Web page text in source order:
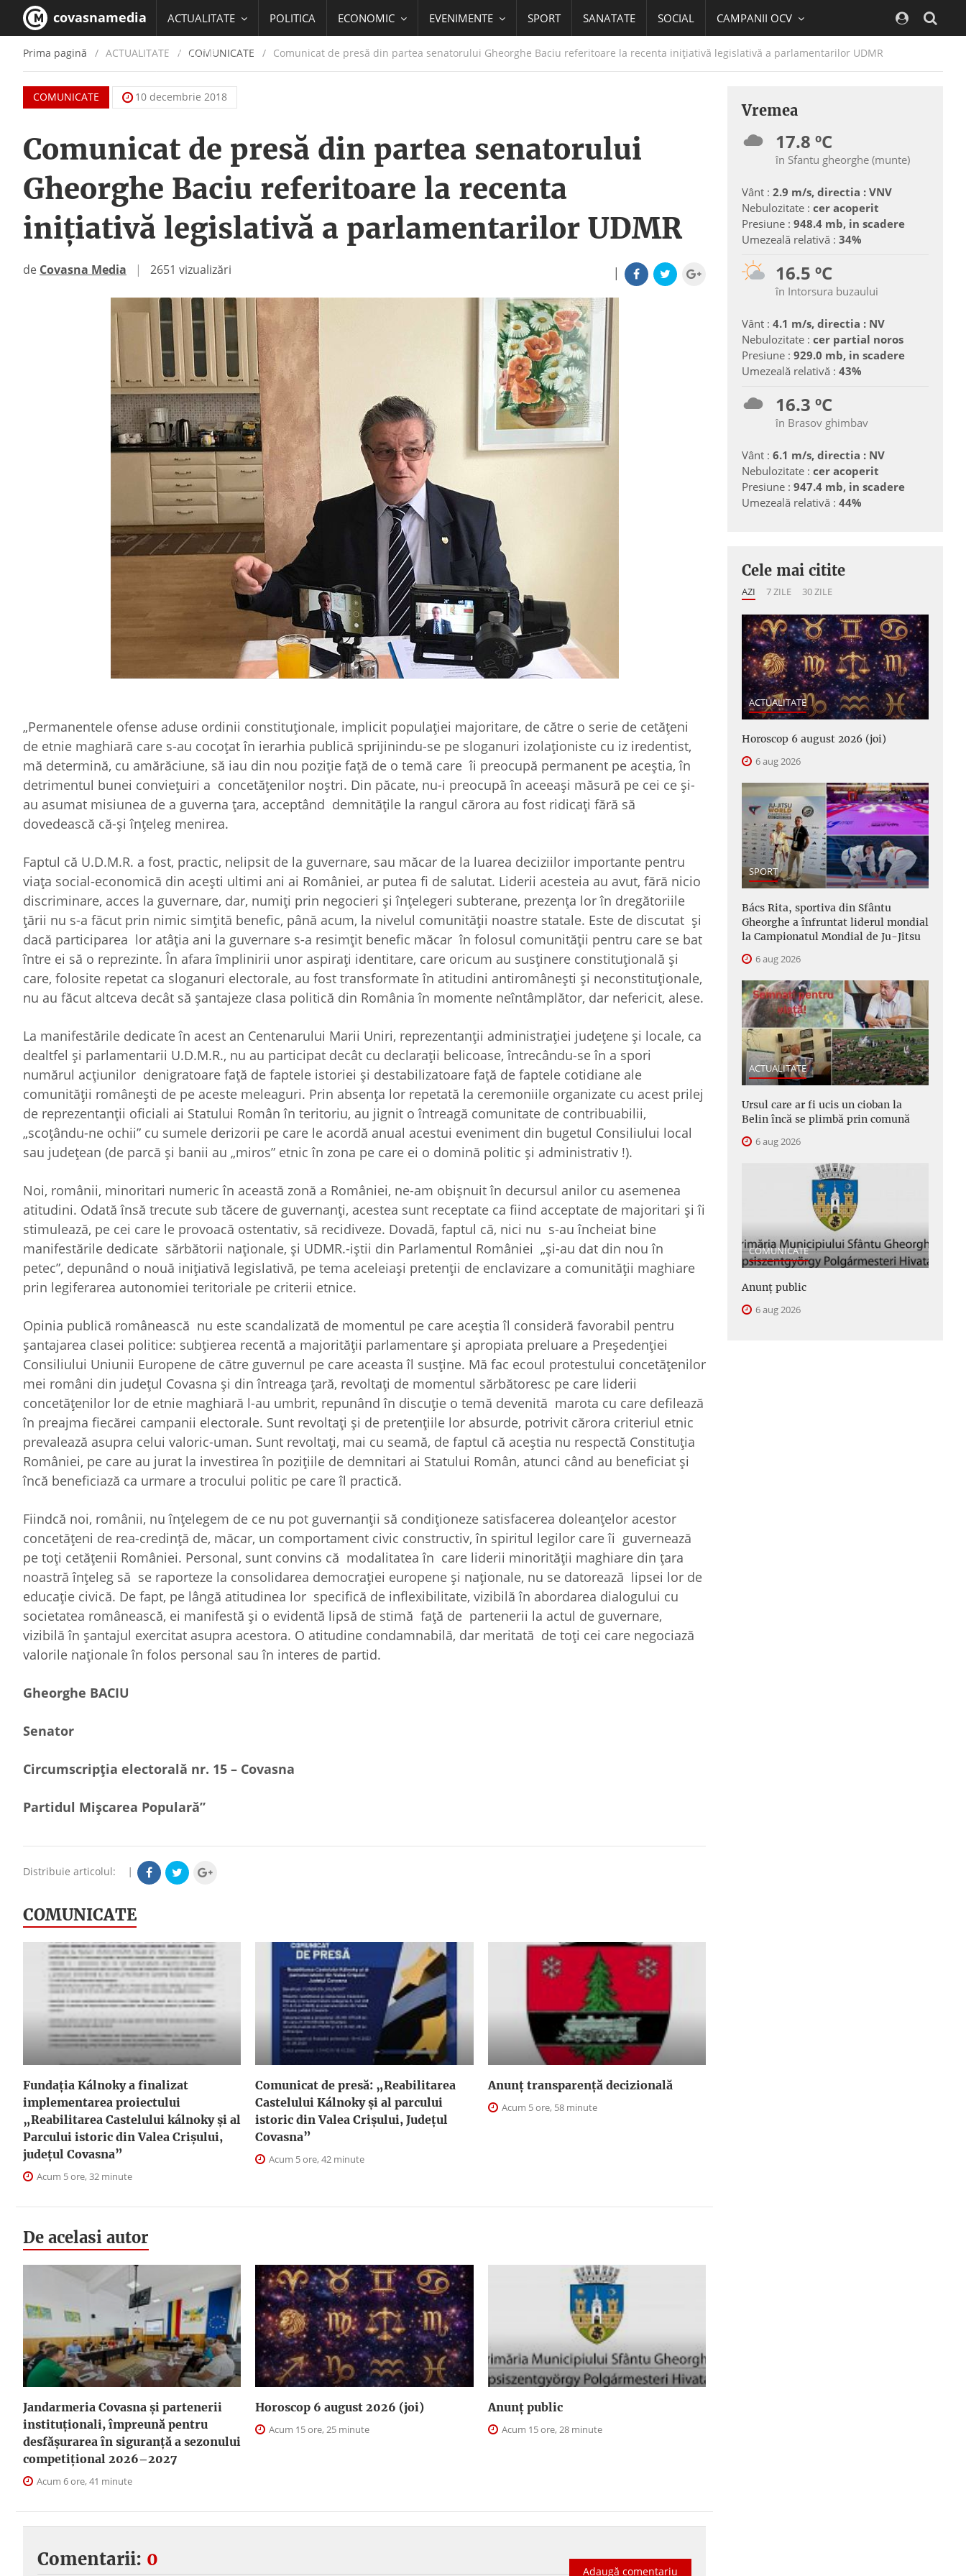
covasnamedia ACTUALITATE POLITICA ECONOMIC EVENIMENTE SPORT SANATATE SOCIAL CAMPANII OCV
EDUCATIE
Prima pagină ACTUALITATE / COMUNICATE Comunicat de presă din partea senatorului Gheorghe Baciu referitoare la recenta inițiativă legislativă a parlamentarilor UDMR
COMUNICATE 10 decembrie 2018
Comunicat de presă din partea senatorului
Gheorghe Baciu referitoare la recenta
inițiativă legislativă a parlamentarilor UDMR
|
de Covasna Media | 2651 vizualizări
„Permanentele ofense aduse ordinii constituționale, implicit populației majoritare, de către o serie de cetățeni
de etnie maghiară care s-au cocoțat în ierarhia publică sprijinindu-se pe sloganuri izolaționiste cu iz iredentist,
mă determină, cu amărăciune, să iau din nou poziție față de o temă care îi preocupă permanent pe aceștia, în
detrimentul bunei conviețuiri a concetățenilor noștri. Din păcate, nu-i preocupă în aceeași măsură pe cei ce și-
au asumat misiunea de a guverna țara, acceptând demnitățile la rangul cărora au fost ridicați fără să
dovedească că-și înțeleg menirea.
Faptul că U.D.M.R. a fost, practic, nelipsit de la guvernare, sau măcar de la luarea deciziilor importante pentru
viața social-economică din acești ultimi ani ai României, ar putea fi de salutat. Liderii acesteia au avut, fără nicio
discriminare, acces la guvernare, dar, numiți prin negocieri și înțelegeri subterane, prezența lor în dregătoriile
țării nu s-a făcut prin nimic simțită benefic, până acum, la nivelul comunității noastre statale. Este de discutat și
dacă participarea lor atâția ani la guvernare s-a resimțit benefic măcar în folosul comunității pentru care se bat
între ei să o reprezinte. În afara împlinirii unor aspirați identitare, care oricum au susținere constituțională și
care, folosite repetat ca sloganuri electorale, au fost transformate în atitudini antiromânești și neconstituționale,
nu au făcut altceva decât să șantajeze clasa politică din România în momente neîntâmplător, dar nefericit, alese.
La manifestările dedicate în acest an Centenarului Marii Uniri, reprezentanții administrației județene și locale, ca
dealtfel și parlamentarii U.D.M.R., nu au participat decât cu declarații belicoase, întrecându-se în a spori
numărul acțiunilor denigratoare față de faptele istoriei și destabilizatoare față de faptele cotidiane ale
comunității românești de pe aceste meleaguri. Prin absența lor repetată la ceremoniile organizate cu acest prilej
de reprezentanții oficiali ai Statului Român în teritoriu, au jignit o întreagă comunitate de contribuabilii,
„scoțându-ne ochii” cu sumele derizorii pe care le acordă anual acestui eveniment din bugetul Consiliului local
sau județean (de parcă și banii au „miros” etnic în zona pe care ei o domină politic și administrativ !).
Noi, românii, minoritari numeric în această zonă a României, ne-am obișnuit în decursul anilor cu asemenea
atitudini. Odată însă trecute sub tăcere de guvernanți, acestea sunt receptate ca fiind acceptate de majoritari și îi
stimulează, pe cei care le provoacă ostentativ, să recidiveze. Dovadă, faptul că, nici nu s-au încheiat bine
manifestările dedicate sărbătorii naționale, și UDMR.-iștii din Parlamentul României „și-au dat din nou în
petec”, depunând o nouă inițiativă legislativă, pe tema aceleiași pretenții de enclavizare a comunității maghiare
prin legiferarea autonomiei teritoriale pe criterii etnice.
Opinia publică românească nu este scandalizată de momentul pe care aceștia îl consideră favorabil pentru
șantajarea clasei politice: subțierea recentă a majorității parlamentare și apropiata preluare a Președenției
Consiliului Uniunii Europene de către guvernul pe care aceasta îl susține. Mă fac ecoul protestului concetățenilor
mei români din județul Covasna și din întreaga țară, revoltați de momentul sărbătoresc pe care liderii
concetățenilor lor de etnie maghiară l-au umbrit, repunând în discuție o temă devenită marota cu care defilează
în preajma fiecărei campanii electorale. Sunt revoltați și de pretențiile lor absurde, potrivit cărora criteriul etnic
prevalează asupra celui valoric-uman. Sunt revoltați, mai cu seamă, de faptul că aceștia nu respectă Constituția
României, pe care au jurat la investirea în pozițiile de demnitari ai Statului Român, atunci când au beneficiat și
încă beneficiază ca urmare a trocului politic pe care îl practică.
Fiindcă noi, românii, nu înțelegem de ce nu pot guvernanții să condiționeze satisfacerea doleanțelor acestor
concetățeni de rea-credință de, măcar, un comportament civic constructiv, în spiritul legilor care îi guvernează
pe toți cetățenii României. Personal, sunt convins că modalitatea în care liderii minorității maghiare din țara
noastră înțeleg să se raporteze la consolidarea democrației europene și naționale, nu se datorează lipsei lor de
educație civică. De fapt, pe lângă atitudinea lor specifică de inflexibilitate, vizibilă în abordarea dialogului cu
societatea românească, ei manifestă și o evidentă lipsă de stimă față de partenerii la actul de guvernare,
vizibilă în șantajul exercitat asupra acestora. O atitudine condamnabilă, dar meritată de toți cei care negociază
valorile naționale în folos personal sau în interes de partid.
Gheorghe BACIU
Senator
Circumscripția electorală nr. 15 – Covasna
Partidul Mișcarea Populară”
Distribuie articolul: |
COMUNICATE
Fundația Kálnoky a finalizat
implementarea proiectului
„Reabilitarea Castelului kálnoky și al
Parcului istoric din Valea Crișului,
județul Covasna”
Acum 5 ore, 32 minute
Comunicat de presă: „Reabilitarea
Castelului Kálnoky și al parcului
istoric din Valea Crișului, Județul
Covasna”
Acum 5 ore, 42 minute
Anunţ transparenţă decizională
Acum 5 ore, 58 minute
De acelasi autor
Jandarmeria Covasna și partenerii
instituționali, împreună pentru
desfășurarea în siguranță a sezonului
competițional 2026–2027
Acum 6 ore, 41 minute
Horoscop 6 august 2026 (joi)
Acum 15 ore, 25 minute
Anunţ public
Acum 15 ore, 28 minute
Comentarii: 0
Adaugă comentariu
Vremea
17.8 ºC
în Sfantu gheorghe (munte)
Vânt : 2.9 m/s, directia : VNV
Nebulozitate : cer acoperit
Presiune : 948.4 mb, in scadere
Umezeală relativă : 34%
16.5 ºC
în Intorsura buzaului
Vânt : 4.1 m/s, directia : NV
Nebulozitate : cer partial noros
Presiune : 929.0 mb, in scadere
Umezeală relativă : 43%
16.3 ºC
în Brasov ghimbav
Vânt : 6.1 m/s, directia : NV
Nebulozitate : cer acoperit
Presiune : 947.4 mb, in scadere
Umezeală relativă : 44%
Cele mai citite
AZI 7 ZILE 30 ZILE
ACTUALITATE
Horoscop 6 august 2026 (joi)
6 aug 2026
SPORT
Bács Rita, sportiva din Sfântu
Gheorghe a înfruntat liderul mondial
la Campionatul Mondial de Ju-Jitsu
6 aug 2026
ACTUALITATE
Ursul care ar fi ucis un cioban la
Belin încă se plimbă prin comună
6 aug 2026
COMUNICATE
Anunţ public
6 aug 2026